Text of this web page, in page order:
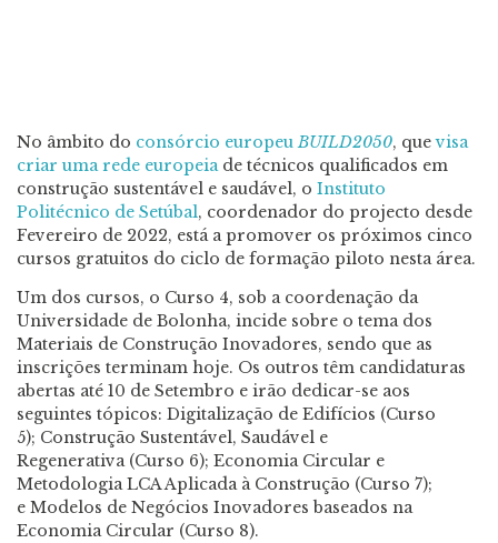
No âmbito do consórcio europeuBUILD2050, quevisa
criar uma rede europeiade técnicos qualificados em
construção sustentável e saudável, o Instituto
Politécnico de Setúbal, coordenador do projecto desde
Fevereiro de 2022, está a promover os próximos cinco
cursos gratuitos do ciclo de formação piloto nesta área.
Um dos cursos, o Curso 4, sob a coordenação da
Universidade de Bolonha, incide sobre o tema dos
Materiais de Construção Inovadores, sendo que as
inscrições terminam hoje. Os outros têm candidaturas
abertas até 10 de Setembro e irão dedicar-se aos
seguintes tópicos: Digitalização de Edifícios (Curso
5); Construção Sustentável, Saudável e
Regenerativa (Curso 6); Economia Circular e
Metodologia LCA Aplicada à Construção (Curso 7);
e Modelos de Negócios Inovadores baseados na
Economia Circular (Curso 8).